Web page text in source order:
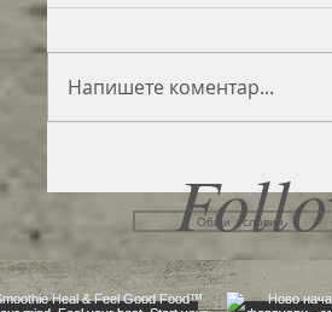
Напишете коментар...
Общи условия